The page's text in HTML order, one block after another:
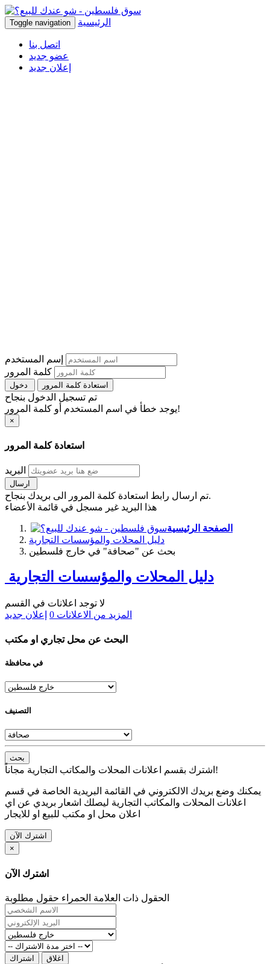
Toggle navigation الرئيسية
اتصل بنا
عضو جديد
إعلان جديد
إسم المستخدم
كلمة المرور
استعادة كلمة المرور
تم تسجيل الدخول بنجاح
يوجد خطأ في اسم المستخدم أو كلمة المرور!
×
استعادة كلمة المرور
البريد
تم ارسال رابط استعادة كلمة المرور الى بريدك بنجاح.
هذا البريد غير مسجل في قائمة الأعضاء
الصفحة الرئيسية
دليل المحلات والمؤسسات التجارية
بحث عن "صحافة" في خارج فلسطين
دليل المحلات والمؤسسات التجارية
لا توجد اعلانات في القسم
المزيد من الاعلانات 0 إعلان جديد
البحث عن محل تجاري او مكتب
في محافظة
التصنيف
بحث
اشترك بقسم اعلانات المحلات والمكاتب التجارية مجاناً!
يمكنك وضع بريدك الالكتروني في القائمة البريدية الخاصة في قسم
اعلانات المحلات والمكاتب التجارية ليصلك اشعار بريدي عن اي
اعلان محل او مكتب للبيع او للايجار
اشترك الآن
×
اشترك الآن
الحقول ذات العلامة الحمراء حقول مطلوبة
اشتراك اغلاق